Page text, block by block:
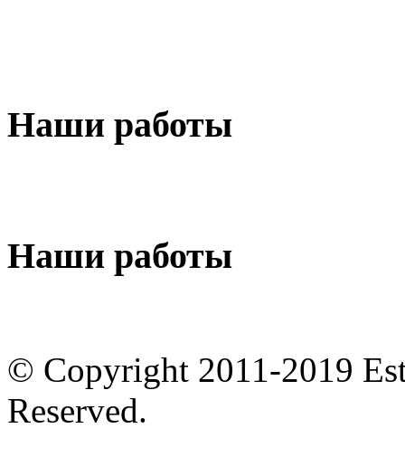
Наши работы
Наши работы
© Copyright 2011-2019
Reserved.